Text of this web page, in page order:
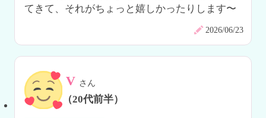
てきて、それがちょっと嬉しかったりします〜
2026/06/23
V さん
（20代前半）